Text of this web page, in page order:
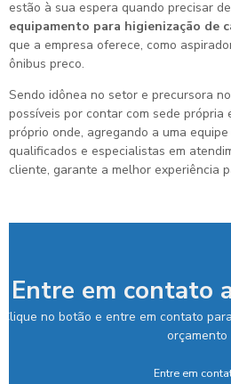
estão à sua espera quando precisar
equipamento para higienização de
que a empresa oferece, como
ônibus preco.
Sendo idônea no setor e precursora
possíveis por contar com sede própria
próprio onde, agregando a uma
qualificados e especialistas em
cliente, garante a melhor experiência
Entre em contato
Clique no botão e entre em contato
orçamento
Entre em